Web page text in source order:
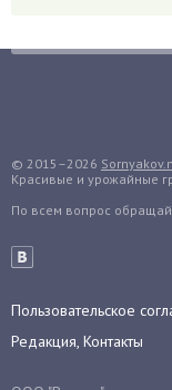
Грядки
Дельфиниум
Дендробиум
Денежное дерево
© 2015–2026
Красивые и урожайные
По всем вопрос
Пользовательское
Редакция, Контакты